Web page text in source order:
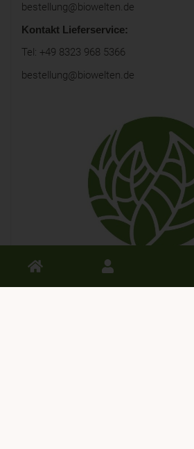
bestellung@biowelten.de
Kontakt Lieferservice:
Tel: +49 8323 968 5366
bestellung@biowelten.de